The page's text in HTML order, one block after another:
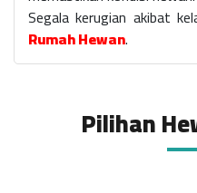
Segala kerugian akibat
Rumah Hewan.
Pilihan